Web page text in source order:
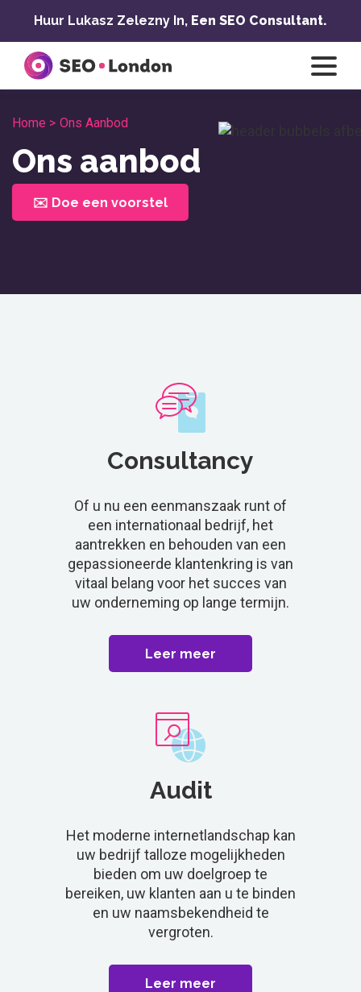
inhoud
Huur Lukasz Zelezny In, Een SEO Consultant.
Home > Ons Aanbod
Ons aanbod
✉️ Doe een voorstel
Consultancy
Of u nu een eenmanszaak runt of
een internationaal bedrijf, het
aantrekken en behouden van een
gepassioneerde klantenkring is van
vitaal belang voor het succes van
uw onderneming op lange termijn.
Leer meer
Audit
Het moderne internetlandschap kan
uw bedrijf talloze mogelijkheden
bieden om uw doelgroep te
bereiken, uw klanten aan u te binden
en uw naamsbekendheid te
vergroten.
Leer meer